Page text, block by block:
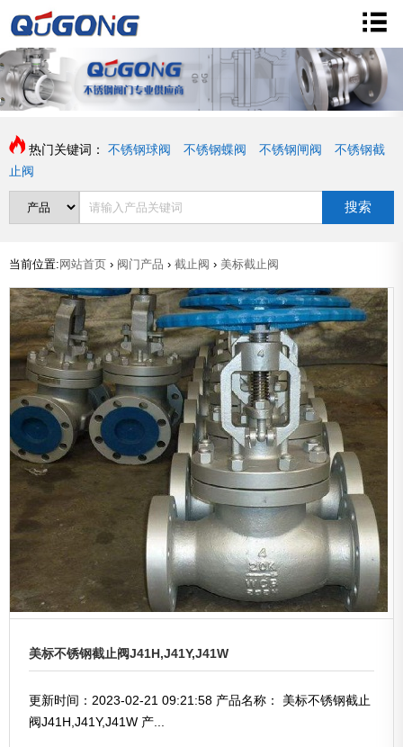
热门关键词： 不锈钢球阀 不锈钢蝶阀 不锈钢闸阀
不锈钢截
止阀
搜索
当前位置: 网站首页 › 阀门产品 › 截止阀 › 美标截止阀
美标不锈钢截止阀J41H,J41Y,J41W
更新时间：2023-02-21 09:21:58 产品名称： 美标不锈钢截止
阀J41H,J41Y,J41W 产...